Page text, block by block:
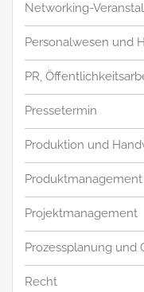
Networking-
Personalwesen und
PR,
Pressetermin
Produktion und
Produktmanagement
Projektmanagement
Prozessplanung und
Recht